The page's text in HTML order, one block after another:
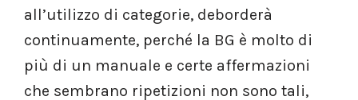
all’utilizzo di categorie, deborderà
continuamente, perché la BG è molto di
più di un manuale e certe affermazioni
che sembrano ripetizioni non sono tali,